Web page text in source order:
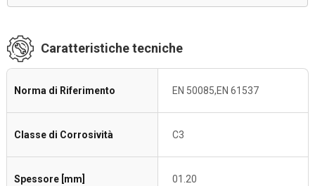
Caratteristiche tecniche
Norma di Riferimento EN 50085,EN 61537
Classe di Corrosività C3
Spessore [mm] 01.20